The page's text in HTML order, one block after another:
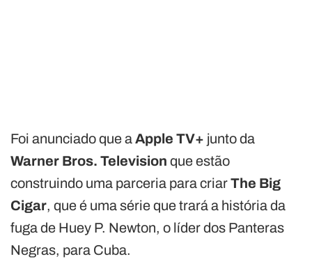
Foi anunciado que aApple TV+ junto da
Warner Bros. Television que estão
construindo uma parceria para criarThe Big
Cigar, que é uma série que trará a história da
fuga de Huey P. Newton, o líder dos Panteras
Negras, para Cuba.